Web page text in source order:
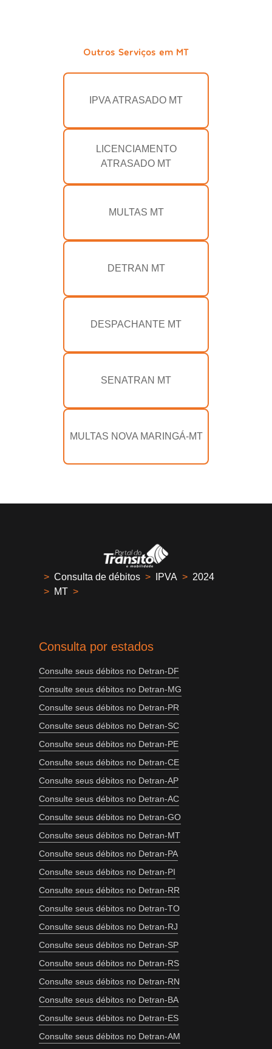
Outros Serviços em MT
IPVA ATRASADO MT
LICENCIAMENTO
ATRASADO MT
MULTAS MT
DETRAN MT
DESPACHANTE MT
SENATRAN MT
MULTAS NOVA MARINGÁ-MT
> Consulta de débitos > IPVA > 2024
> MT >
Consulta por estados
Consulte seus débitos no Detran-DF
Consulte seus débitos no Detran-MG
Consulte seus débitos no Detran-PR
Consulte seus débitos no Detran-SC
Consulte seus débitos no Detran-PE
Consulte seus débitos no Detran-CE
Consulte seus débitos no Detran-AP
Consulte seus débitos no Detran-AC
Consulte seus débitos no Detran-GO
Consulte seus débitos no Detran-MT
Consulte seus débitos no Detran-PA
Consulte seus débitos no Detran-PI
Consulte seus débitos no Detran-RR
Consulte seus débitos no Detran-TO
Consulte seus débitos no Detran-RJ
Consulte seus débitos no Detran-SP
Consulte seus débitos no Detran-RS
Consulte seus débitos no Detran-RN
Consulte seus débitos no Detran-BA
Consulte seus débitos no Detran-ES
Consulte seus débitos no Detran-AM